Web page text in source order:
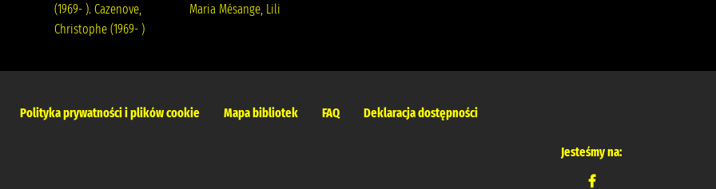
(1969- ). Cazenove,
Christophe (1969- )
Maria Mésange, Lili
Polityka prywatności i plików cookie Mapa bibliotek FAQ Deklaracja dostępności
Jesteśmy na: